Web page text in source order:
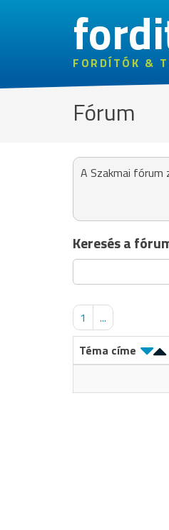
FORDÍTÓK &
Fórum
A Szakmai fórum
Keresés a
1 ...
Téma címe